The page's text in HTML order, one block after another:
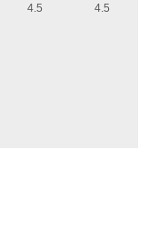
4.5 4.5